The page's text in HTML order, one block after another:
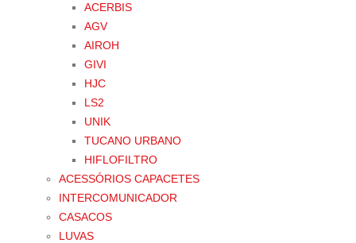
ACERBIS
AGV
AIROH
GIVI
HJC
LS2
UNIK
TUCANO URBANO
HIFLOFILTRO
ACESSÓRIOS CAPACETES
INTERCOMUNICADOR
CASACOS
LUVAS